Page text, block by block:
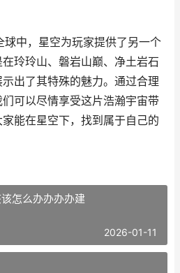
球中，星空为玩家提供了另一个
玲玲山、磐岩山巅、净土岩石
出了其特殊的魅力。通过合理
可以尽情享受这片浩瀚宇宙带
能在星空下，找到属于自己的
怎么办办办办建
2026-01-11